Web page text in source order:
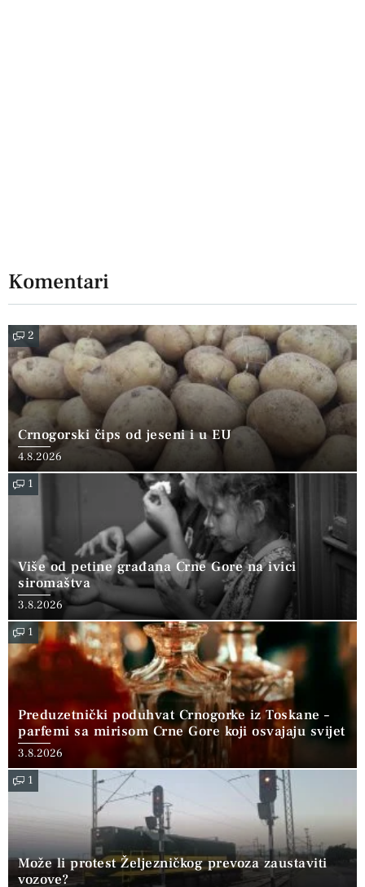
Komentari
2
Crnogorski čips od jeseni i u EU
4.8.2026
1
Više od petine građana Crne Gore na ivici
siromaštva
3.8.2026
1
Preduzetnički poduhvat Crnogorke iz Toskane –
parfemi sa mirisom Crne Gore koji osvajaju svijet
3.8.2026
1
Može li protest Željezničkog prevoza zaustaviti
vozove?